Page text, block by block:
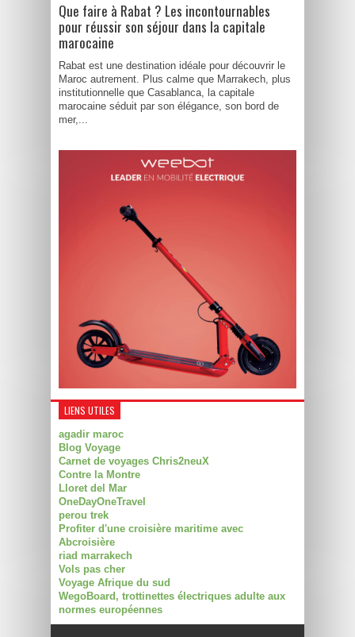
Que faire à Rabat ? Les incontournables
pour réussir son séjour dans la capitale
marocaine
Rabat est une destination idéale pour découvrir le
Maroc autrement. Plus calme que Marrakech, plus
institutionnelle que Casablanca, la capitale
marocaine séduit par son élégance, son bord de
mer,...
LIENS UTILES
agadir maroc
Blog Voyage
Carnet de voyages Chris2neuX
Contre la Montre
Lloret del Mar
OneDayOneTravel
perou trek
Profiter d'une croisière maritime avec
Abcroisière
riad marrakech
Vols pas cher
Voyage Afrique du sud
WegoBoard, trottinettes électriques adulte aux
normes européennes